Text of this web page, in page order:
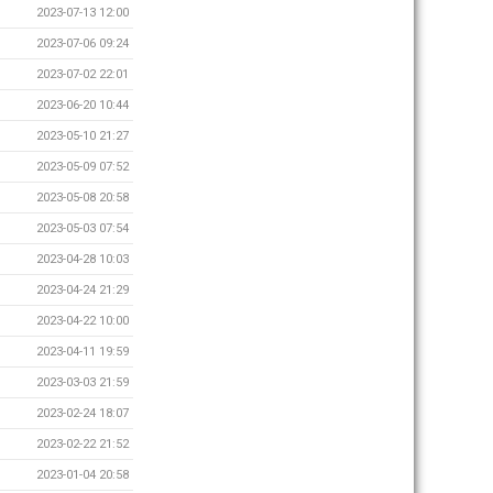
2023-07-13 12:00
2023-07-06 09:24
2023-07-02 22:01
2023-06-20 10:44
2023-05-10 21:27
2023-05-09 07:52
2023-05-08 20:58
2023-05-03 07:54
2023-04-28 10:03
2023-04-24 21:29
2023-04-22 10:00
2023-04-11 19:59
2023-03-03 21:59
2023-02-24 18:07
2023-02-22 21:52
2023-01-04 20:58